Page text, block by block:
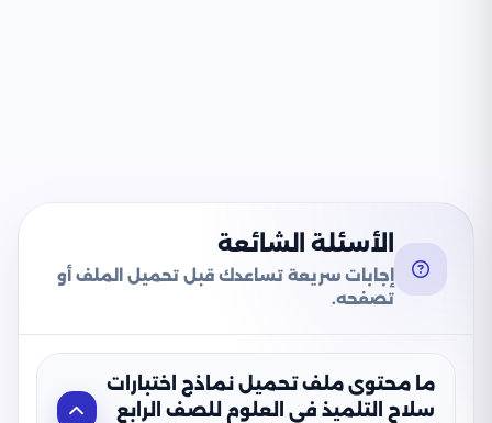
الأسئلة الشائعة
إجابات سريعة تساعدك قبل تحميل الملف أو
تصفحه.
ما محتوى ملف تحميل نماذج اختبارات
سلاح التلميذ في العلوم للصف الرابع